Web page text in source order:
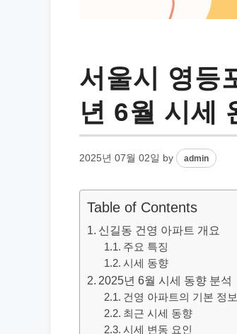
서울시 영등
년 6월 시세
2025년 07월 02일 by admin
Table of Contents
신길동 건영 아파트 개요
주요 특징
시세 동향
2025년 6월 시세 동향 분석
건영 아파트의 기본 정보
최근 시세 동향
시세 변동 요인